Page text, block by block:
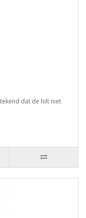
dat de hilt niet